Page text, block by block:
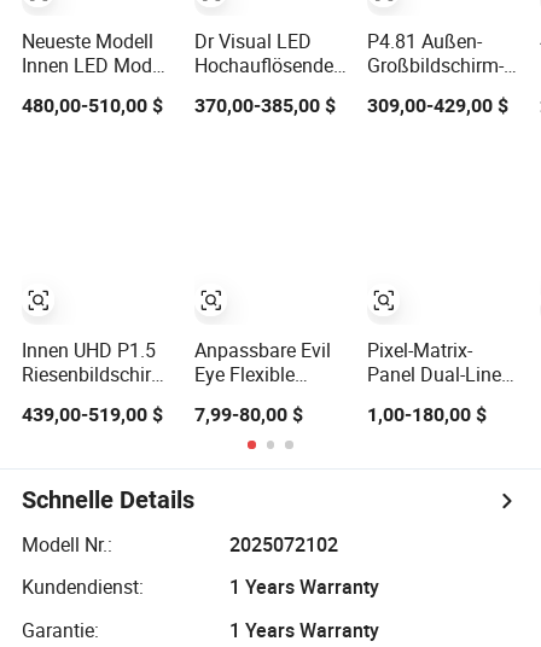
Neueste Modell
Innen LED Modul
P2.5 160X80mm
64X32 Pixel DMX
480,00-510,00 $
Innen UHD P1.5
Riesenbildschirm
439,00-519,00 $
Dr Visual LED
Hochauflösende
P2.6 P1.953 LED-
Matrixpanel für
370,00-385,00 $
Anpassbare Evil
Eye Flexible
Scrollende
Nachricht
Werbung LED
LED Matrix Panel
7,99-80,00 $
P4.81 Außen-
Großbildschirm-
Mietanzeige-
309,00-429,00 $
Pixel-Matrix-
Panel Dual-Line
LED-Matrix-
98.48X11.57in
1,00-180,00 $
Schnelle Details
Modell Nr.:
2025072102
Kundendienst:
1 Years Warranty
Garantie:
1 Years Warranty